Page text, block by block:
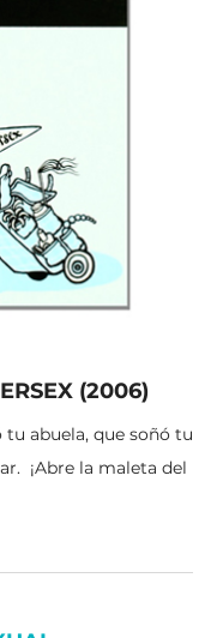
(2006)
abuela, que soñó tu
¡Abre la maleta del